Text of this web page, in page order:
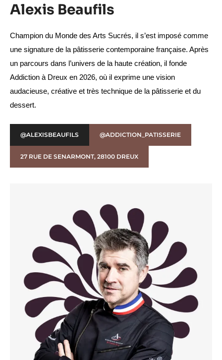
Alexis Beaufils
Champion du Monde des Arts Sucrés, il s’est imposé comme
une signature de la pâtisserie contemporaine française. Après
un parcours dans l’univers de la haute création, il fonde
Addiction à Dreux en 2026, où il exprime une vision
audacieuse, créative et très technique de la pâtisserie et du
dessert.
@ALEXISBEAUFILS @ADDICTION_PATISSERIE
27 RUE DE SENARMONT, 28100 DREUX